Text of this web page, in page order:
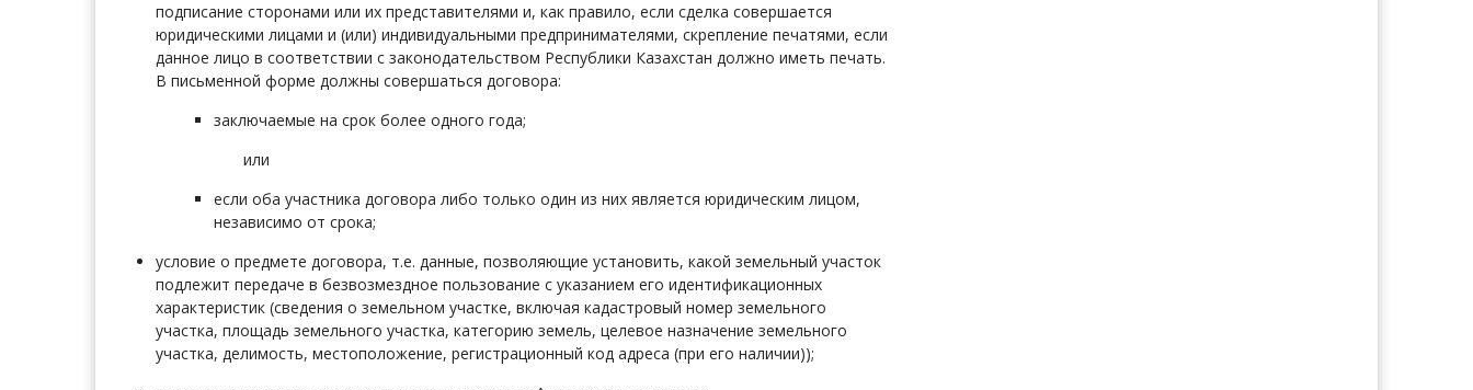
подписание сторонами или их представителями и, как правило, если сделка совершается
юридическими лицами и (или) индивидуальными предпринимателями, скрепление печатями, если
данное лицо в соответствии с законодательством Республики Казахстан должно иметь печать.
В письменной форме должны совершаться договора:
заключаемые на срок более одного года;
или
если оба участника договора либо только один из них является юридическим лицом,
независимо от срока;
условие о предмете договора, т.е. данные, позволяющие установить, какой земельный участок
подлежит передаче в безвозмездное пользование с указанием его идентификационных
характеристик (сведения о земельном участке, включая кадастровый номер земельного
участка, площадь земельного участка, категорию земель, целевое назначение земельного
участка, делимость, местоположение, регистрационный код адреса (при его наличии));